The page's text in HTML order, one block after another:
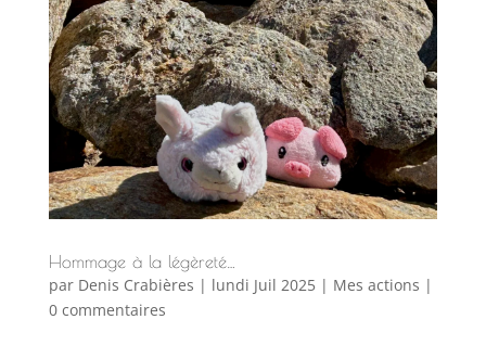
Hommage à la légèreté…
par Denis Crabières | lundi Juil 2025| Mes actions |
0 commentaires